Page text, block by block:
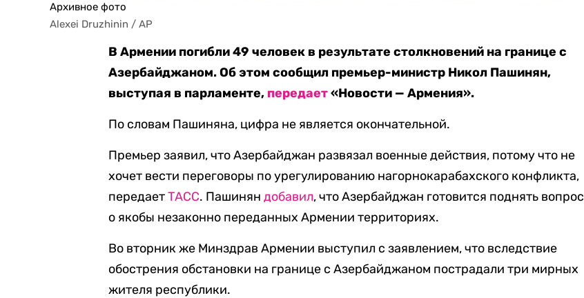
Архивное фото
Alexei Druzhinin / AP
В Армении погибли 49 человек в результате столкновений на границе с
Азербайджаном. Об этом сообщил премьер-министр Никол Пашинян,
выступая в парламенте, передает«Новости — Армения».
По словам Пашиняна, цифра не является окончательной.
Премьер заявил, что Азербайджан развязал военные действия, потому что не
хочет вести переговоры по урегулированию нагорнокарабахского конфликта,
передаетТАСС. Пашиняндобавил, что Азербайджан готовится поднять вопрос
о якобы незаконно переданных Армении территориях.
Во вторник же Минздрав Армении выступил с заявлением, что вследствие
обострения обстановки на границе с Азербайджаном пострадали три мирных
жителя республики.